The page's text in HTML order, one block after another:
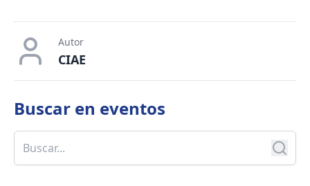
Autor
CIAE
Buscar en eventos